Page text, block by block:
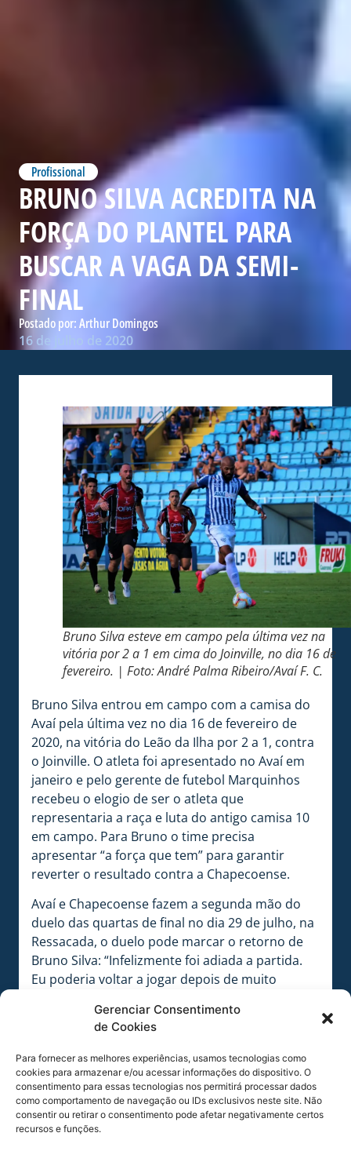
Gerenciar Consentimento
de Cookies
Para fornecer as melhores experiências, usamos tecnologias como
cookies para armazenar e/ou acessar informações do dispositivo. O
consentimento para essas tecnologias nos permitirá processar dados
como comportamento de navegação ou IDs exclusivos neste site. Não
consentir ou retirar o consentimento pode afetar negativamente certos
recursos e funções.
Profissional
BRUNO SILVA ACREDITA NA
FORÇA DO PLANTEL PARA
BUSCAR A VAGA DA SEMI-
FINAL
Postado por:Arthur Domingos
16 de julho de 2020
Bruno Silva esteve em campo pela última vez na
vitória por 2 a 1 em cima do Joinville, no dia 16 de
fevereiro. | Foto: André Palma Ribeiro/Avaí F. C.
Bruno Silva entrou em campo com a camisa do
Avaí pela última vez no dia 16 de fevereiro de
2020, na vitória do Leão da Ilha por 2 a 1, contra
o Joinville. O atleta foi apresentado no Avaí em
janeiro e pelo gerente de futebol Marquinhos
recebeu o elogio de ser o atleta que
representaria a raça e luta do antigo camisa 10
em campo. Para Bruno o time precisa
apresentar “a força que tem” para garantir
reverter o resultado contra a Chapecoense.
Avaí e Chapecoense fazem a segunda mão do
duelo das quartas de final no dia 29 de julho, na
Ressacada, o duelo pode marcar o retorno de
Bruno Silva: “Infelizmente foi adiada a partida.
Eu poderia voltar a jogar depois de muito
esperar, seguir treinando para que no dia 29 eu
possa estar bem e conseguir reverter o placar”,
disse.
Para o volante avaiano o time não conseguiu
mostrar a qualidade no futebol que tem no
primeiro duelo, mas acredita que o técnico